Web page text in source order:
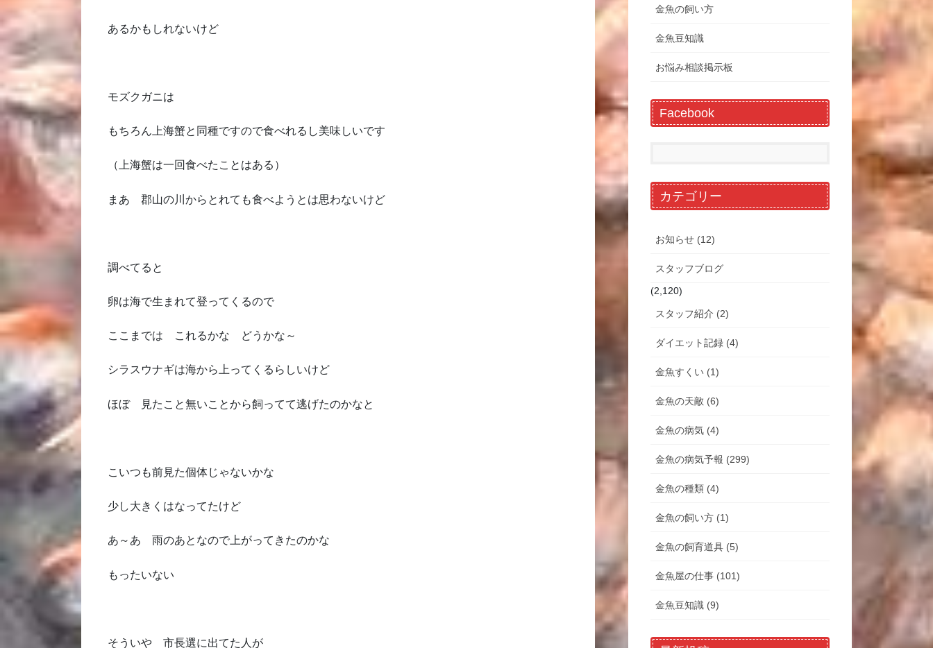
あるかもしれないけど
モズクガニは
もちろん上海蟹と同種ですので食べれるし美味しいです
（上海蟹は一回食べたことはある）
まあ 郡山の川からとれても食べようとは思わないけど
調べてると
卵は海で生まれて登ってくるので
ここまでは これるかな どうかな～
シラスウナギは海から上ってくるらしいけど
ほぼ 見たこと無いことから飼ってて逃げたのかなと
こいつも前見た個体じゃないかな
少し大きくはなってたけど
あ～あ 雨のあとなので上がってきたのかな
もったいない
そういや 市長選に出てた人が
金魚の飼い方
金魚豆知識
お悩み相談掲示板
Facebook
カテゴリー
お知らせ (12)
スタッフブログ
(2,120)
スタッフ紹介 (2)
ダイエット記録 (4)
金魚すくい (1)
金魚の天敵 (6)
金魚の病気 (4)
金魚の病気予報 (299)
金魚の種類 (4)
金魚の飼い方 (1)
金魚の飼育道具 (5)
金魚屋の仕事 (101)
金魚豆知識 (9)